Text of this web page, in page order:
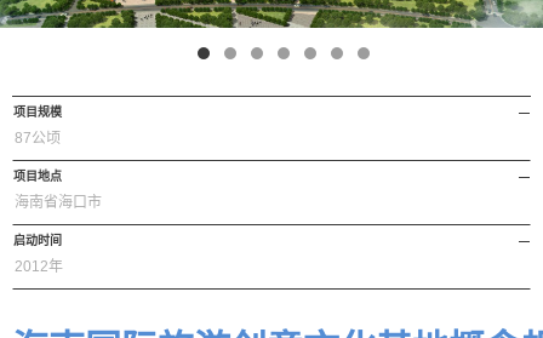
项目规模
87公顷
项目地点
海南省海口市
启动时间
2012年